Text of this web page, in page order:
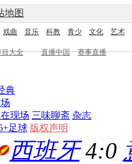
地图
戏曲 音乐 科教 青少 文化 艺术
目大全 直播中国
赛事直播
典
现场 三味聊斋 杂志
足球 版权声明
西班牙4:0